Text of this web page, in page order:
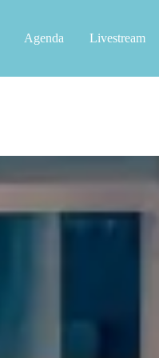
Agenda Livestream